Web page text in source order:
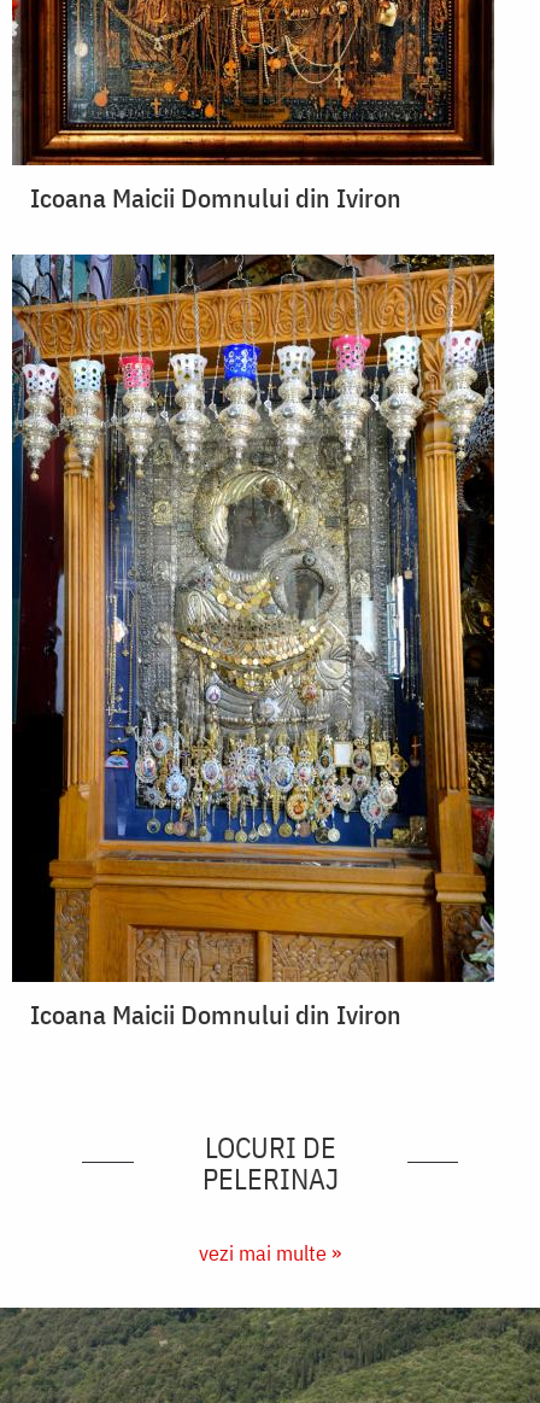
Icoana Maicii Domnului din Iviron
Icoana Maicii Domnului din Iviron
LOCURI DE
PELERINAJ
vezi mai multe »